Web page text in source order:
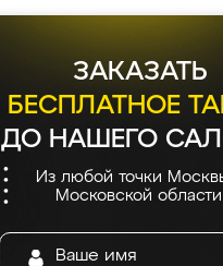
ЗАКАЗАТЬ
БЕСПЛАТНОЕ
ДО НАШЕГО
Из любой точки
Московской